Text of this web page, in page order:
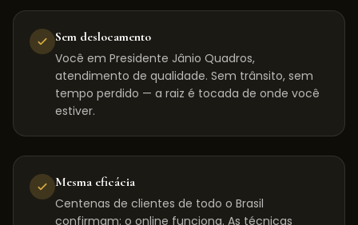
Sem deslocamento
Você em Presidente Jânio Quadros,
atendimento de qualidade. Sem trânsito, sem
tempo perdido — a raiz é tocada de onde você
estiver.
Mesma eficácia
Centenas de clientes de todo o Brasil
confirmam: o online funciona. As técnicas